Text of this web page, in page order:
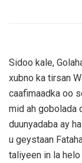
Sidoo kale,
xubno ka tirsan
caafimaadka oo
mid ah gobolada
duunyadaba ay
u geystaan
taliyeen in la